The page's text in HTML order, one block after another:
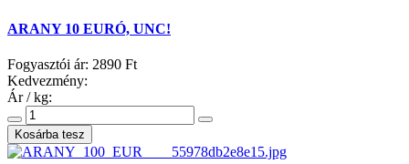
ARANY 10 EURÓ, UNC!
Fogyasztói ár: 2890 Ft
Kedvezmény:
Ár / kg: